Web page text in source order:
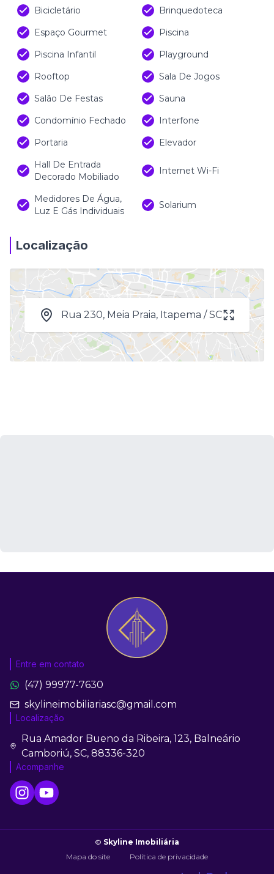
Bicicletário
Brinquedoteca
Espaço Gourmet
Piscina
Piscina Infantil
Playground
Rooftop
Sala De Jogos
Salão De Festas
Sauna
Condomínio Fechado
Interfone
Portaria
Elevador
Hall De Entrada
Decorado Mobiliado
Internet Wi-Fi
Medidores De Água,
Luz E Gás Individuais
Solarium
Localização
Rua 230, Meia Praia, Itapema / SC
Entre em contato
(47) 99977-7630
skylineimobiliariasc@gmail.com
Localização
Rua Amador Bueno da Ribeira, 123, Balneário
Camboriú, SC, 88336-320
Acompanhe
© Skyline Imobiliária
Mapa do site
Política de privacidade